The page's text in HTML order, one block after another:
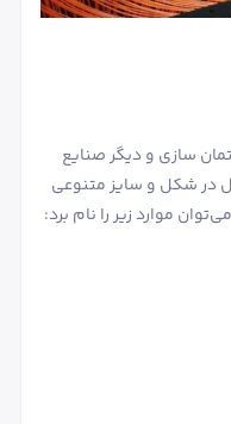
سازی و دیگر صنایع
در شکل و سایز متنوعی
موارد زیر را نام برد: